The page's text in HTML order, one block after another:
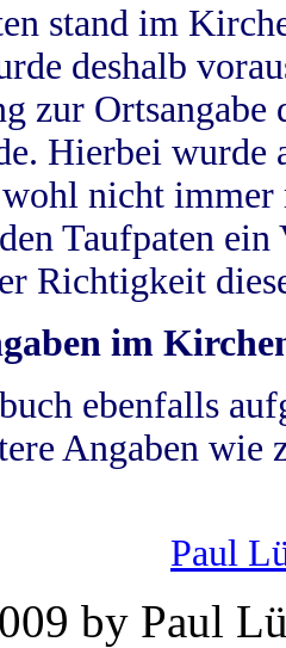
stand im
deshalb
zur
Hierbei wurde
nicht
Taufpaten
Richtigkeit
im
ebenfalls
Angaben wie
Paul
by Paul